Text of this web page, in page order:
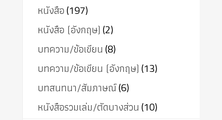
หนังสือ(197)
หนังสือ (อังกฤษ) (2)
บทความ/ข้อเขียน (8)
บทความ/ข้อเขียน (อังกฤษ) (13)
บทสนทนา/สัมภาษณ์(6)
หนังสือรวมเล่ม/ตัดบางส่วน (10)